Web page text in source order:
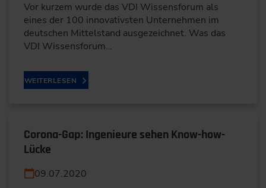
Vor kurzem wurde das VDI Wissensforum als
eines der 100 innovativsten Unternehmen im
deutschen Mittelstand ausgezeichnet. Was das
VDI Wissensforum…
WEITERLESEN
Corona-Gap: Ingenieure sehen Know-how-
Lücke
09.07.2020